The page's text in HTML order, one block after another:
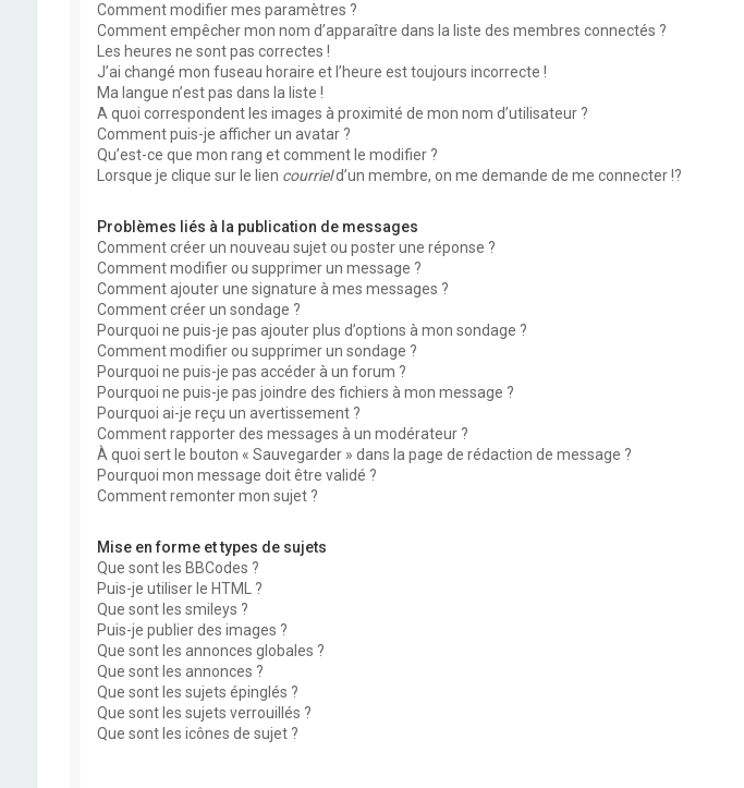
Comment modifier mes paramètres ?
Comment empêcher mon nom d’apparaître dans la liste des membres connectés ?
Les heures ne sont pas correctes !
J’ai changé mon fuseau horaire et l’heure est toujours incorrecte !
Ma langue n’est pas dans la liste !
A quoi correspondent les images à proximité de mon nom d’utilisateur ?
Comment puis-je afficher un avatar ?
Qu’est-ce que mon rang et comment le modifier ?
Lorsque je clique sur le lien courrield’un membre, on me demande de me connecter !?
Problèmes liés à la publication de messages
Comment créer un nouveau sujet ou poster une réponse ?
Comment modifier ou supprimer un message ?
Comment ajouter une signature à mes messages ?
Comment créer un sondage ?
Pourquoi ne puis-je pas ajouter plus d’options à mon sondage ?
Comment modifier ou supprimer un sondage ?
Pourquoi ne puis-je pas accéder à un forum ?
Pourquoi ne puis-je pas joindre des fichiers à mon message ?
Pourquoi ai-je reçu un avertissement ?
Comment rapporter des messages à un modérateur ?
À quoi sert le bouton « Sauvegarder » dans la page de rédaction de message ?
Pourquoi mon message doit être validé ?
Comment remonter mon sujet ?
Mise en forme et types de sujets
Que sont les BBCodes ?
Puis-je utiliser le HTML ?
Que sont les smileys ?
Puis-je publier des images ?
Que sont les annonces globales ?
Que sont les annonces ?
Que sont les sujets épinglés ?
Que sont les sujets verrouillés ?
Que sont les icônes de sujet ?